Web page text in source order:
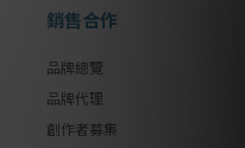
銷售合作
品牌總覽
品牌代理
創作者募集